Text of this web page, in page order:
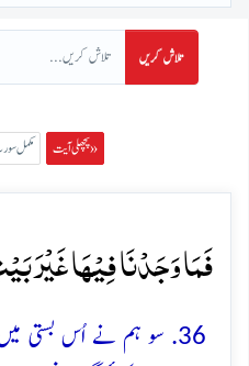
تلاش کریں
پچھلی آیت » مکمل
فَمَا وَجَدۡنَا فِیۡہَا غَیۡرَ
36. سو ہم نے اُس بستی